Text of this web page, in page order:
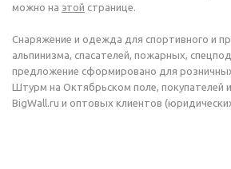
можно на этой странице.
Снаряжение и одежда для спортивного и
альпинизма, спасателей, пожарных,
предложение сформировано для
Штурм на Октябрьском поле, покупателей
BigWall.ru и оптовых клиентов